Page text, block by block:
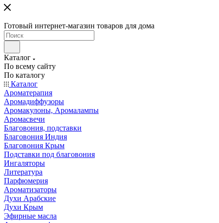
Готовый интернет-магазин товаров для дома
Каталог
По всему сайту
По каталогу
Каталог
Ароматерапия
Аромадиффузоры
Аромакулоны, Аромалампы
Аромасвечи
Благовония, подставки
Благовония Индия
Благовония Крым
Подставки под благовония
Ингаляторы
Литература
Парфюмерия
Ароматизаторы
Духи Арабские
Духи Крым
Эфирные масла